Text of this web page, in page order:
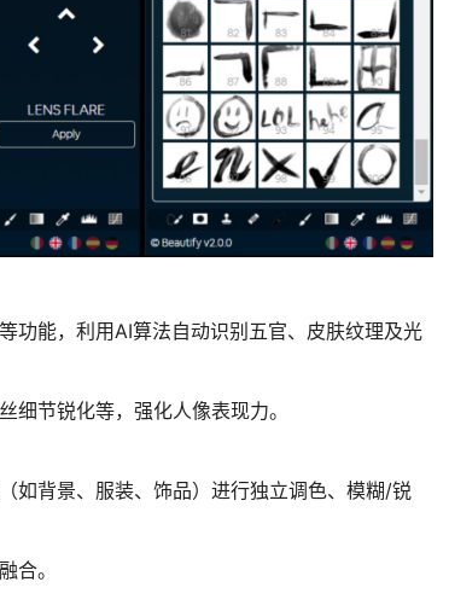
功能，利用AI算法自动识别五官、皮肤纹理及光
细节锐化等，强化人像表现力。
如背景、服装、饰品）进行独立调色、模糊/锐
合。